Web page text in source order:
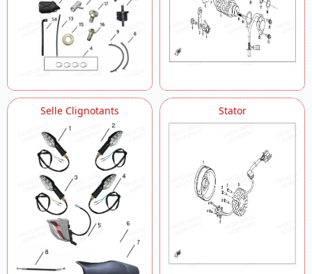
Selle Clignotants Stator